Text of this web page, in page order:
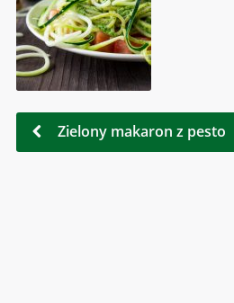
Zielony makaron z pesto